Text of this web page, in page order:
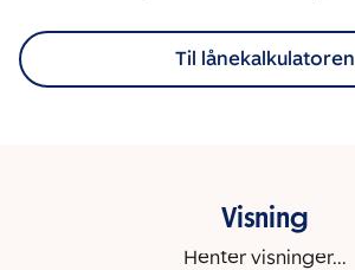
Til lånekalkulatoren
Visning
Henter visninger...